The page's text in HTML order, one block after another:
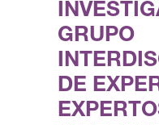
GRUPO
DE